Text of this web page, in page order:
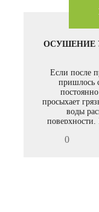
ОСУШЕНИЕ
Если после
пришлось
просыхает
воды
0